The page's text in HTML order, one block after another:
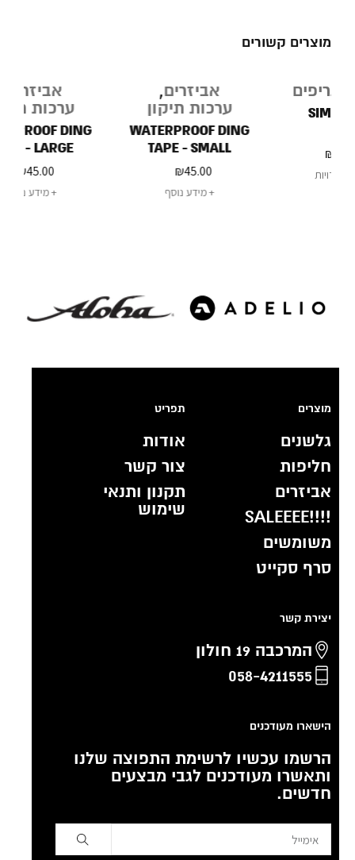
מוצרים קשורים
במלאי
ערכות תיקון
WATERPROOF DING
TAPE - LARGE
במלאי
ערכות תיקון
WATERPROOF DING
TAPE - SMALL
מוצרים
גלשנים
חליפות
אביזרים
!!!!SALEEEE
משומשים
סרף סקייט
תפריט
אודות
צור קשר
תקנון ותנאי
שימוש
יצירת קשר
המרכבה 19 חולון
058-4211555
הישארו מעודכנים
הרשמו עכשיו לרשימת התפוצה שלנו
ותאשרו מעודכנים לגבי מבצעים
חדשים.